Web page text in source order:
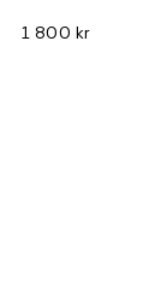
1 800 kr